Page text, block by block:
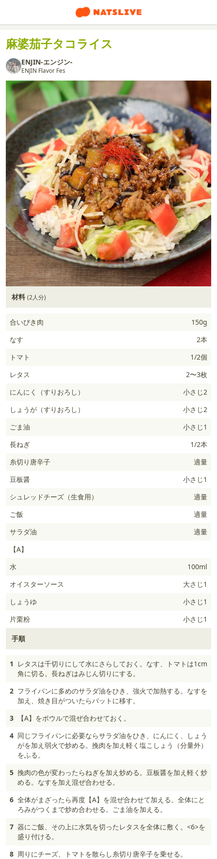
麻婆茄子タコライス
ENJIN-エンジン-
ENJIN Flavor Fes
材料 (2人分)
合いびき肉
150g
なす
2本
トマト
1/2個
レタス
2〜3枚
にんにく（すりおろし）
小さじ2
しょうが（すりおろし）
小さじ2
ごま油
小さじ1
長ねぎ
1/2本
糸切り唐辛子
適量
豆板醤
小さじ1
シュレッドチーズ（生食用）
適量
ご飯
適量
サラダ油
適量
【A】
水
100ml
オイスターソース
大さじ1
しょうゆ
小さじ1
片栗粉
小さじ1
手順
1
レタスは千切りにして水にさらしておく。なす、トマトは1cm
角に切る。長ねぎはみじん切りにする。
2 フライパンに多めのサラダ油をひき、強火で加熱する。なすを
加え、焼き目がついたらバットに移す。
3
【A】をボウルで混ぜ合わせておく。
4 同じフライパンに必要ならサラダ油をひき、にんにく、しょう
がを加え弱火で炒める。挽肉を加え軽く塩こしょう（分量外）
をふる。
5 挽肉の色が変わったらねぎを加え炒める。豆板醤を加え軽く炒
める。なすを加え混ぜ合わせる。
6 全体がまざったら再度【A】を混ぜ合わせて加える。全体にと
ろみがつくまで炒め合わせる。ごま油を加える。
7 器にご飯、その上に水気を切ったレタスを全体に敷く。<6>を
盛り付ける。
8 周りにチーズ、トマトを散らし糸切り唐辛子を乗せる。